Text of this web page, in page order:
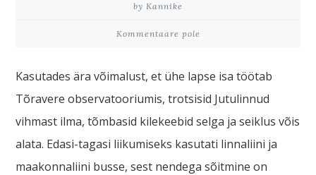
by Kannike
Kommentaare pole
Kasutades ära võimalust, et ühe lapse isa töötab
Tõravere observatooriumis, trotsisid Jutulinnud
vihmast ilma, tõmbasid kilekeebid selga ja seiklus võis
alata. Edasi-tagasi liikumiseks kasutati linnaliini ja
maakonnaliini busse, sest nendega sõitmine on